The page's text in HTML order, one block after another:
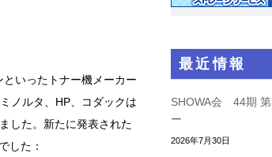
いったトナー機メーカー
ノルタ、HP、コダックは
した。新たに発表された
した：
最近情報
SHOWA会 44期 第
ー
2026年7月30日